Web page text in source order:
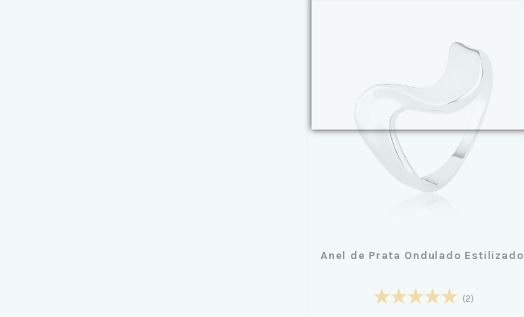
Anel de Prata Ondulado Estilizado
(2)